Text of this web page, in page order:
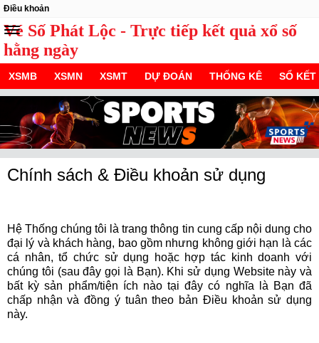
Điều khoản
Vé Số Phát Lộc - Trực tiếp kết quả xổ số
hằng ngày
XSMB XSMN XSMT DỰ ĐOÁN THỐNG KÊ SỔ KẾT
Chính sách & Điều khoản sử dụng
Hệ Thống chúng tôi là trang thông tin cung cấp nội dung cho
đại lý và khách hàng, bao gồm nhưng không giới hạn là các
cá nhân, tổ chức sử dụng hoặc hợp tác kinh doanh với
chúng tôi (sau đây gọi là Bạn). Khi sử dụng Website này và
bất kỳ sản phẩm/tiện ích nào tại đây có nghĩa là Bạn đã
chấp nhận và đồng ý tuân theo bản Điều khoản sử dụng
này.